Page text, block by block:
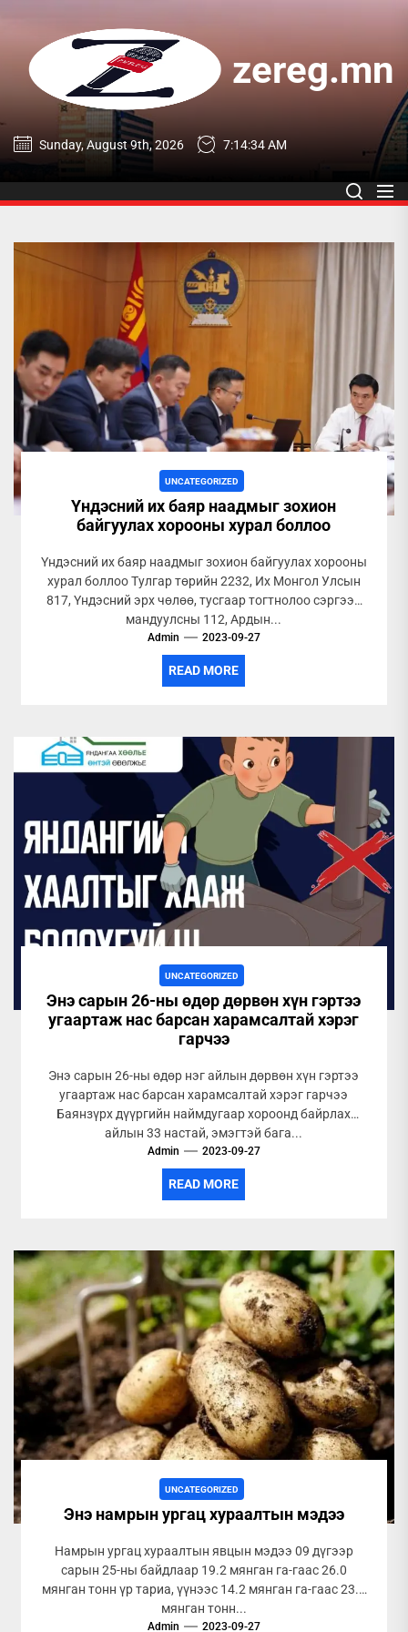
content
zereg.mn
zereg.mn
Sunday, August 9th, 2026 7:14:35 AM
UNCATEGORIZED
Үндэсний их баяр наадмыг зохион
байгуулах хорооны хурал боллоо
Үндэсний их баяр наадмыг зохион байгуулах хорооны
хурал боллоо Тулгар төрийн 2232, Их Монгол Улсын
817, Үндэсний эрх чөлөө, тусгаар тогтнолоо сэргээн
мандуулсны 112, Ардын...
Admin 2023-09-27
READ MORE
UNCATEGORIZED
Энэ сарын 26-ны өдөр дөрвөн хүн гэртээ
угаартаж нас барсан харамсалтай хэрэг
гарчээ
Энэ сарын 26-ны өдөр нэг айлын дөрвөн хүн гэртээ
угаартаж нас барсан харамсалтай хэрэг гарчээ
Баянзүрх дүүргийн наймдугаар хороонд байрлах
айлын 33 настай, эмэгтэй бага...
Admin 2023-09-27
READ MORE
UNCATEGORIZED
Энэ намрын ургац хураалтын мэдээ
Намрын ургац хураалтын явцын мэдээ 09 дүгээр
сарын 25-ны байдлаар 19.2 мянган га-гаас 26.0
мянган тонн үр тариа, үүнээс 14.2 мянган га-гаас 23.7
мянган тонн...
Admin 2023-09-27